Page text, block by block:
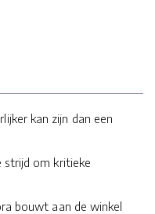
kan zijn dan een
strijd om kritieke
bouwt aan de winkel